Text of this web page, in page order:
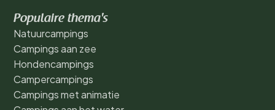
Populaire thema's
Natuurcampings
Campings aan zee
Hondencampings
Campercampings
Campings met animatie